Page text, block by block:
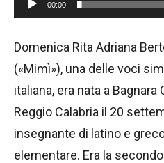
00:00
Domenica Rita Adriana
(«Mimì»), una delle voci
italiana, era nata a Bagnara
Reggio Calabria il 20
insegnante di latino e
elementare. Era la